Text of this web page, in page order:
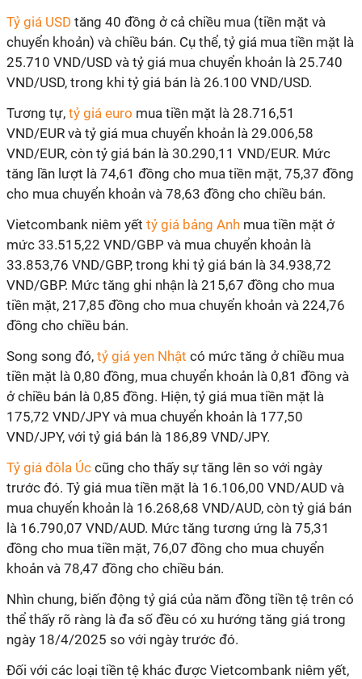
Tỷ giá USD tăng 40 đồng ở cả chiều mua (tiền mặt và
chuyển khoản) và chiều bán. Cụ thể, tỷ giá mua tiền mặt là
25.710 VND/USD và tỷ giá mua chuyển khoản là 25.740
VND/USD, trong khi tỷ giá bán là 26.100 VND/USD.
Tương tự, tỷ giá euro mua tiền mặt là 28.716,51
VND/EUR và tỷ giá mua chuyển khoản là 29.006,58
VND/EUR, còn tỷ giá bán là 30.290,11 VND/EUR. Mức
tăng lần lượt là 74,61 đồng cho mua tiền mặt, 75,37 đồng
cho mua chuyển khoản và 78,63 đồng cho chiều bán.
Vietcombank niêm yết tỷ giá bảng Anh mua tiền mặt ở
mức 33.515,22 VND/GBP và mua chuyển khoản là
33.853,76 VND/GBP, trong khi tỷ giá bán là 34.938,72
VND/GBP. Mức tăng ghi nhận là 215,67 đồng cho mua
tiền mặt, 217,85 đồng cho mua chuyển khoản và 224,76
đồng cho chiều bán.
Song song đó, tỷ giá yen Nhật có mức tăng ở chiều mua
tiền mặt là 0,80 đồng, mua chuyển khoản là 0,81 đồng và
ở chiều bán là 0,85 đồng. Hiện, tỷ giá mua tiền mặt là
175,72 VND/JPY và mua chuyển khoản là 177,50
VND/JPY, với tỷ giá bán là 186,89 VND/JPY.
Tỷ giá đôla Úc cũng cho thấy sự tăng lên so với ngày
trước đó. Tỷ giá mua tiền mặt là 16.106,00 VND/AUD và
mua chuyển khoản là 16.268,68 VND/AUD, còn tỷ giá bán
là 16.790,07 VND/AUD. Mức tăng tương ứng là 75,31
đồng cho mua tiền mặt, 76,07 đồng cho mua chuyển
khoản và 78,47 đồng cho chiều bán.
Nhìn chung, biến động tỷ giá của năm đồng tiền tệ trên có
thể thấy rõ ràng là đa số đều có xu hướng tăng giá trong
ngày 18/4/2025 so với ngày trước đó.
Đối với các loại tiền tệ khác được Vietcombank niêm yết,